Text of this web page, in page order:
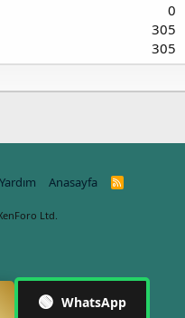
0
305
305
Yardım Anasayfa
R
Ltd.
🟢 WhatsApp